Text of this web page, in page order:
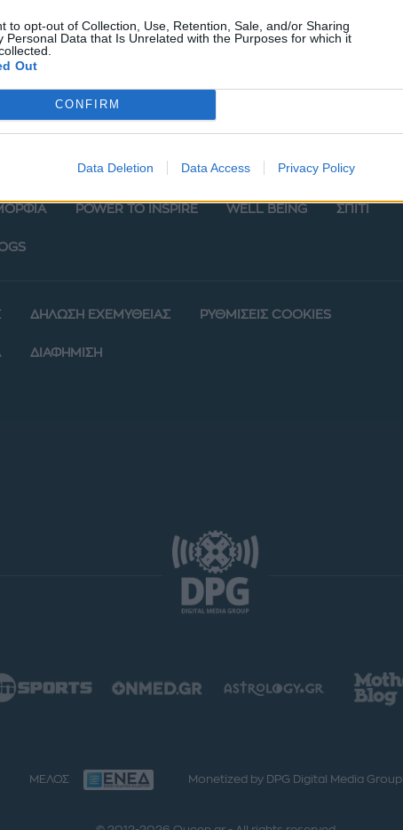
to opt-out of Collection, Use, Retention, Sale, and/or Sharing
Personal Data that Is Unrelated with the Purposes for which it
Out
CONFIRM
Data Deletion Data Access Privacy Policy
POWER TO INSPIRE WELL BEING ΣΠΙΤΙ
ΔΗΛΩΣΗ ΕΧΕΜΥΘΕΙΑΣ ΡΥΘΜΙΣΕΙΣ COOKIES
ΔΙΑΦΗΜΙΣΗ
ΜΕΛΟΣ Monetized by DPG Digital Media Group